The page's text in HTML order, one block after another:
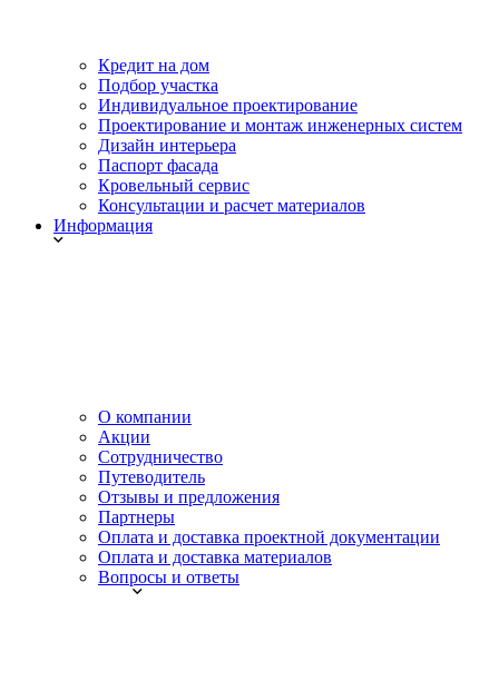
Кредит на дом
Подбор участка
Индивидуальное проектирование
Проектирование и монтаж инженерных систем
Дизайн интерьера
Паспорт фасада
Кровельный сервис
Консультации и расчет материалов
Информация
О компании
Акции
Сотрудничество
Путеводитель
Отзывы и предложения
Партнеры
Оплата и доставка проектной документации
Оплата и доставка материалов
Вопросы и ответы